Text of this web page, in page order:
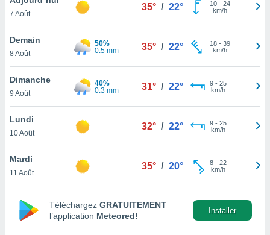
et
»,
au
vous
qu'ils
ou
le
ainsi
un
7 Août
35° / 22° 10- 24
km/h
Demain
8 Août
50%
0.5 mm
35° / 22° 18- 39
km/h
Dimanche
9 Août
40%
0.3 mm
31° / 22° 9- 25
km/h
Lundi
10 Août
32° / 22° 9- 25
km/h
Mardi
11 Août
35° / 20° 8- 22
km/h
Téléchargez GRATUITEMENT
l’application Meteored!
Installer